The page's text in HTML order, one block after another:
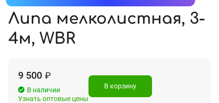
Липа мелколистная, 3-
4м, WBR
9 500 ₽
В наличии
Узнать оптовые цены
В корзину